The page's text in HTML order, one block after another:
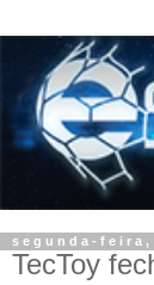
segunda-
TecToy